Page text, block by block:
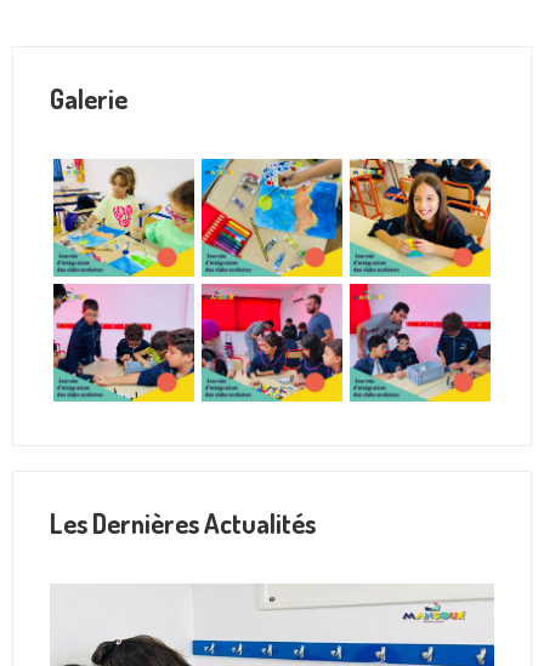
Galerie
Les Dernières Actualités